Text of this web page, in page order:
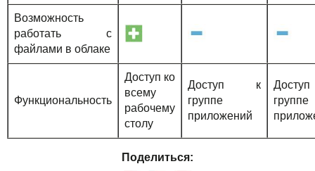
Возможность
работать с
файлами в облаке
Функциональность
Доступ ко
всему
рабочему
столу
Доступ к
группе
приложений
группе
Поделиться: